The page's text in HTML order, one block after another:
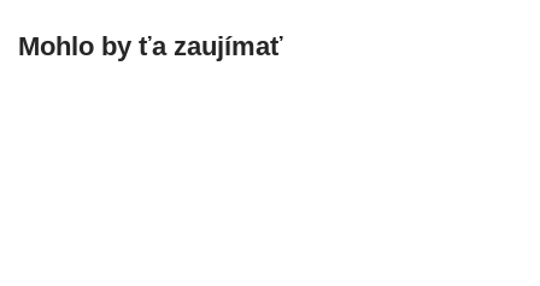
Mohlo by ťa zaujímať